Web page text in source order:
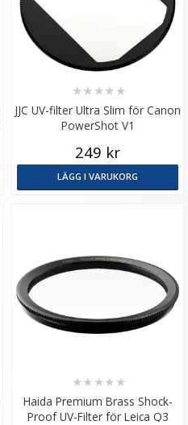
JJC UV-filter Ultra Slim för Canon
PowerShot V1
★★ ★★ ★
249 kr
LÄGG I VARUKORG
Haida Premium Brass Shock-
Proof UV-Filter för Leica Q3
★★ ★★ ★